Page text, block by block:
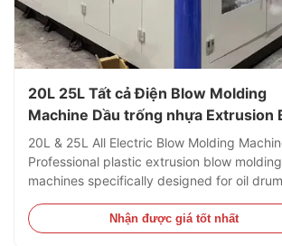
20L 25L Tất cả Điện Blow Molding
Machine Dầu trống nhựa Extrusion
Molding Machine
20L & 25L All Electric Blow Molding
Professional plastic extrusion blow molding
machines specifically designed for oil
HDPE and PC materials. Technical
Specification Value Voltage 380V Clamping
Nhận được giá tốt nhất